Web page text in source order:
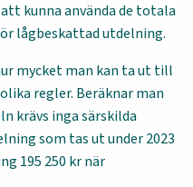
kunna använda de totala
lågbeskattad utdelning.
mycket man kan ta ut till
regler. Beräknar man
krävs inga särskilda
som tas ut under 2023
195 250 kr när